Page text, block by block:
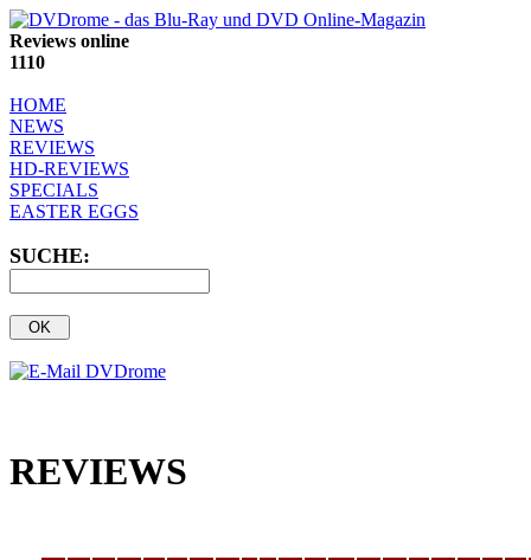
Reviews online
1110
HOME
NEWS
REVIEWS
HD-REVIEWS
SPECIALS
EASTER EGGS
SUCHE:
REVIEWS